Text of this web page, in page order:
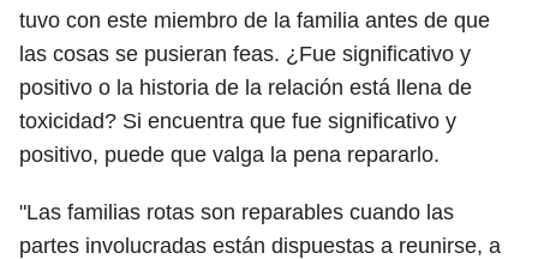
tuvo con este miembro de la familia antes de que
las cosas se pusieran feas. ¿Fue significativo y
positivo o la historia de la relación está llena de
toxicidad? Si encuentra que fue significativo y
positivo, puede que valga la pena repararlo.
"Las familias rotas son reparables cuando las
partes involucradas están dispuestas a reunirse, a